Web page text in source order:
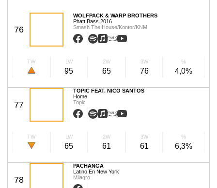
76
WOLFPACK & WARP BROTHERS
Phatt Bass 2016
Smash The House/Kontor/KNM
TW LW
95
2W
65
3W
76
%
4,0%
77
TOPIC FEAT. NICO SANTOS
Home
Topic
TW LW
65
2W
61
3W
61
%
6,3%
78
PACHANGA
Latino En New York
Milagro